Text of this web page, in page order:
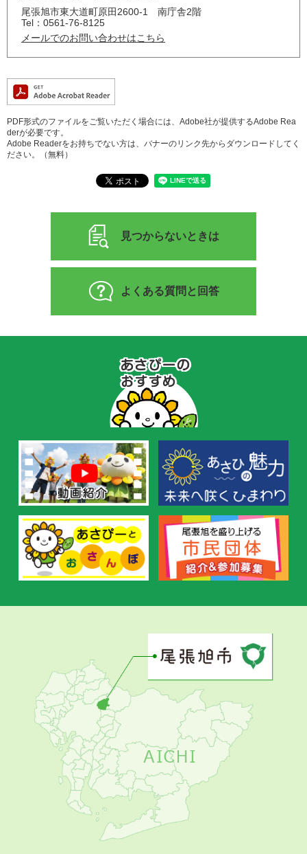
尾張旭市東大道町原田2600-1 南庁舎2階
Tel：0561-76-8125
メールでのお問い合わせはこちら
PDF形式のファイルをご覧いただく場合には、Adobe社が提供するAdobe Rea
derが必要です。
Adobe Readerをお持ちでない方は、バナーのリンク先からダウンロードしてく
ださい。（無料）
見つからないときは
よくある質問と回答
の
お
す
め